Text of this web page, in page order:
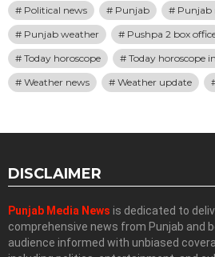
Political news
Punjab
Punjab
Punjab weather
Pushpa 2 box
Today horoscope
Today horoscope
Weather news
Weather update
DISCLAIMER
Punjab Media News is dedicated to
comprehensive news from Punjab and
audience informed with unbiased